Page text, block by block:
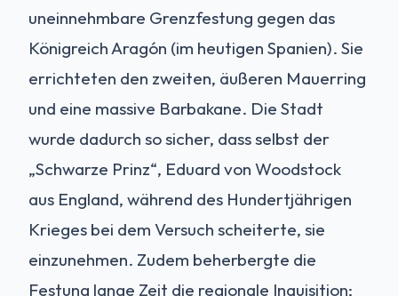
uneinnehmbare Grenzfestung gegen das
Königreich Aragón (im heutigen Spanien). Sie
errichteten den zweiten, äußeren Mauerring
und eine massive Barbakane. Die Stadt
wurde dadurch so sicher, dass selbst der
„Schwarze Prinz“, Eduard von Woodstock
aus England, während des Hundertjährigen
Krieges bei dem Versuch scheiterte, sie
einzunehmen. Zudem beherbergte die
Festung lange Zeit die regionale Inquisition;